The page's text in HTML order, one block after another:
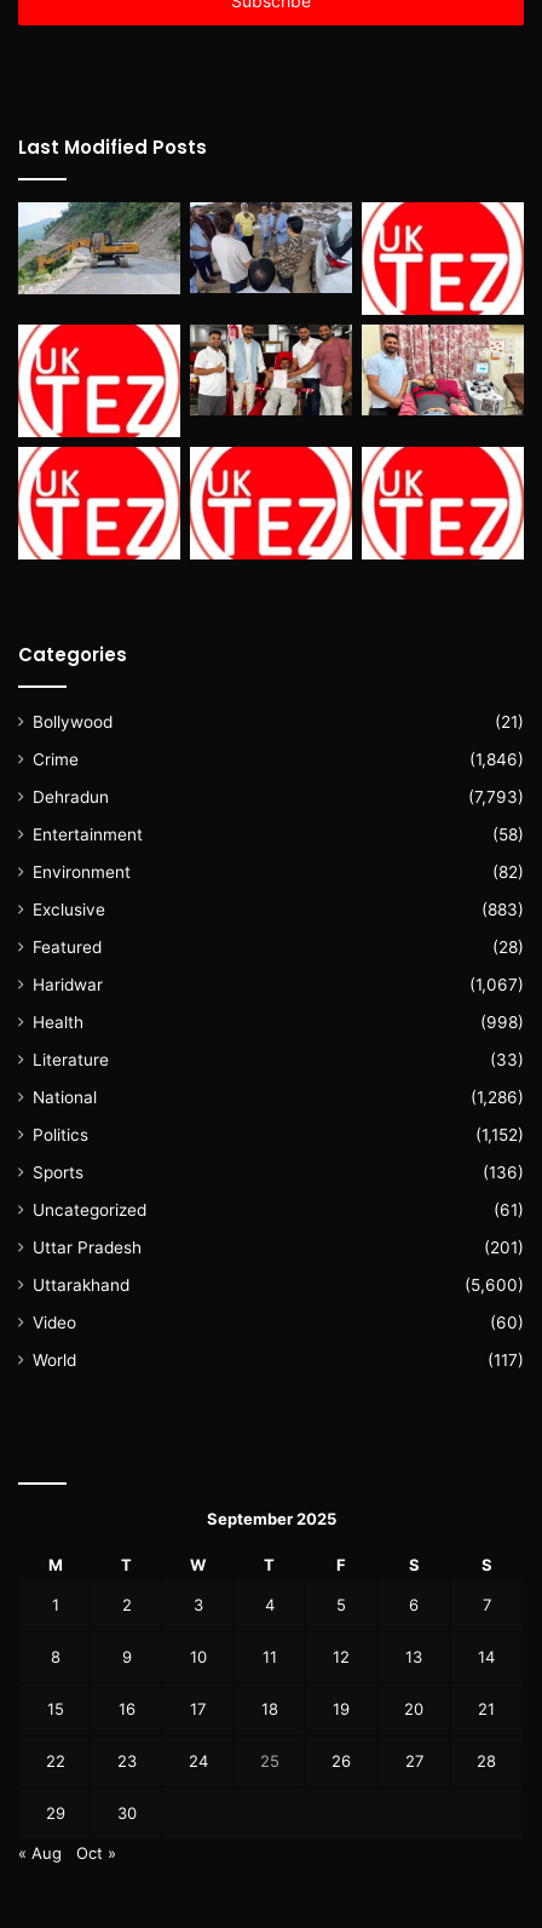
Last Modified Posts
Categories
Bollywood
(21)
Crime
(1,846)
Dehradun
(7,793)
Entertainment
(58)
Environment
(82)
Exclusive
(883)
Featured
(28)
Haridwar
(1,067)
Health
(998)
Literature
(33)
National
(1,286)
Politics
(1,152)
Sports
(136)
Uncategorized
(61)
Uttar Pradesh
(201)
Uttarakhand
(5,600)
Video
(60)
World
(117)
September 2025
M T W T F S S
1 2 3 4 5 6 7
8 9 10 11 12 13 14
15 16 17 18 19 20 21
22 23 24 25 26 27 28
29 30
« Aug Oct »